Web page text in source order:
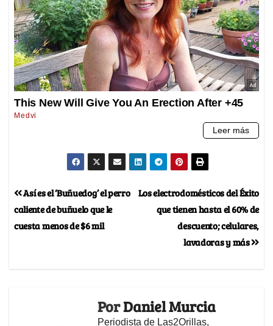
Los electrodomésticos del Éxito
que tienen hasta el 60% de
descuento; celulares,
lavadoras y más
Así es el ‘Buñuedog’ el perro
caliente de buñuelo que le
cuesta menos de $6 mil
PorDaniel Murcia
Periodista de Las2Orillas,